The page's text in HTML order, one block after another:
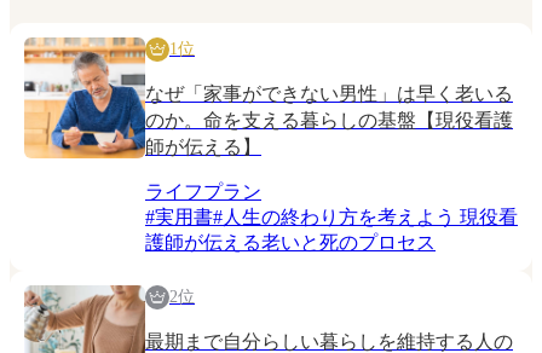
1位
なぜ「家事ができない男性」は早く老いる
のか。命を支える暮らしの基盤【現役看護
師が伝える】
ライフプラン
#実用書#人生の終わり方を考えよう 現役看
護師が伝える老いと死のプロセス
2位
最期まで自分らしい暮らしを維持する人の